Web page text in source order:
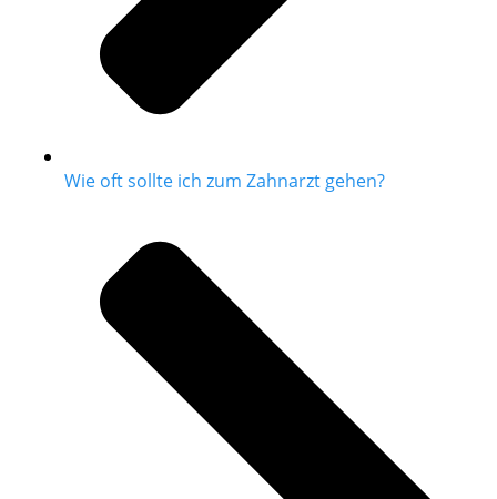
Wie oft sollte ich zum Zahnarzt gehen?